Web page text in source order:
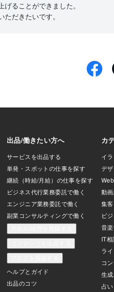
ることができました。
だきたいです。